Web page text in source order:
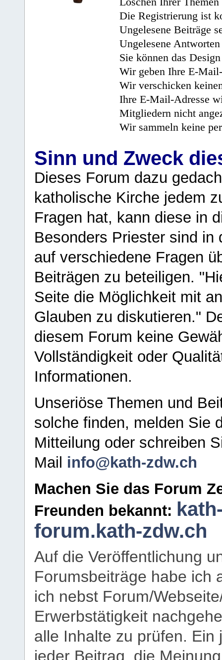
Die Registrierung ist
Ungelesene Beiträge
Ungelesene
Sie können das
Wir geben Ihre E-
Wir verschicken
Ihre E-Mail-Adresse
Mitgliedern nicht
Wir sammeln keine
Sinn und Zweck
Dieses Forum dazu
katholische Kirche jedem
Fragen hat, kann diese in
Besonders Priester sind in
auf verschiedene Fragen
Beiträgen zu beteiligen.
Seite die Möglichkeit mit
Glauben zu diskutieren."
diesem Forum keine
Vollständigkeit oder
Informationen.
Unseriöse Themen und
solche finden, melden Sie
Mitteilung oder schreiben
Mail info@kath-zdw.ch
Machen Sie das Forum
Freunden bekannt:
forum.kath-zdw.ch
Auf die Veröffentlichung
Forumsbeiträge habe ich
ich nebst Forum/
Erwerbstätigkeit
alle Inhalte zu prüfen.
jeder Beitrag, die